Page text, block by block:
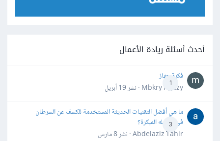
أحدث أسئلة ريادة الأعمال
1
فكرة جهاز
Mbkry Hgazy · نشر
19 أبريل
3
ما هي أفضل التقنيات الحديثة المستخدمة للكشف عن السرطان
في مراحله المبكرة؟
Abdelaziz Tahir · نشر
8 مارس